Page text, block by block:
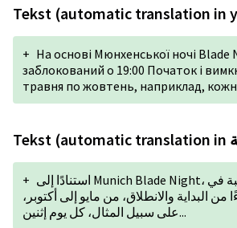
Tekst (automatic translation in
+ На основі Мюнхенської ночі
заблокований о 19:00 Початок і
травня по жовтень, наприклад,
+ استنادًا إلى Munich Blade Night، يتم إغلاق الحلبة في
19:00 بدءًا من البداية والانطلاق، من مايو إلى أكتوبر،
على سبيل المثال، كل يوم إثنين...